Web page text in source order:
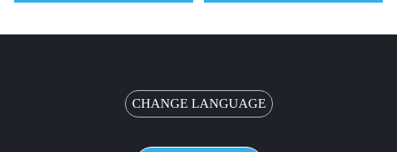
CHANGE LANGUAGE